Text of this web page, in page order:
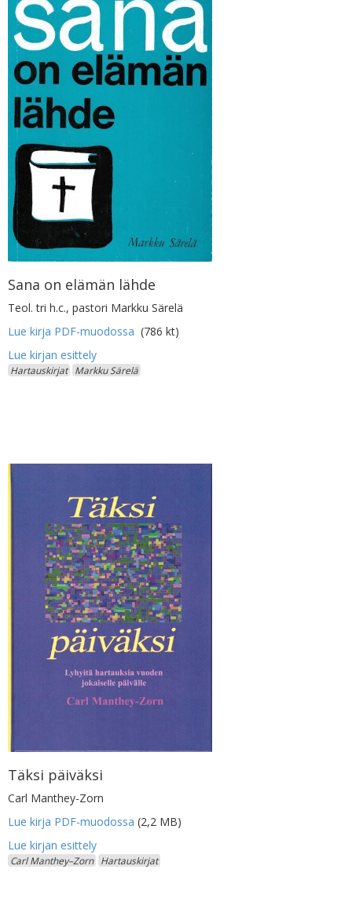
Sana on elämän lähde
Teol. tri h.c., pastori Markku Särelä
Lue kirja PDF-muodossa (786 kt)
Hartauskirjat Markku Särelä
Täksi päiväksi
Carl Manthey-Zorn
Lue kirja PDF-muodossa (2,2 MB)
Carl Manthey–Zorn Hartauskirjat